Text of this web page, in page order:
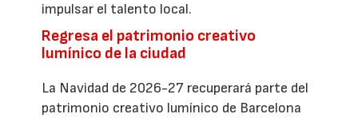
impulsar el talento local.
Regresa el patrimonio creativo
lumínico de la ciudad
La Navidad de 2026-27 recuperará parte del
patrimonio creativo lumínico de Barcelona